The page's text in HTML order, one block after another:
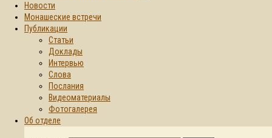
Новости
Монашеские встречи
Публикации
Статьи
Доклады
Интервью
Слова
Послания
Видеоматериалы
Фотогалерея
Об отделе
© 2015-2026. Синодальный отдел по
делам монастырей и монашеству БПЦ